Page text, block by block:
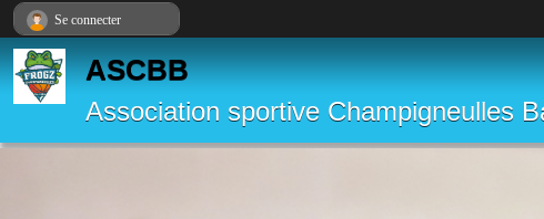
ASCBB
Association sportive Champigneulles
Se connecter
Panneau de gestion des cookies